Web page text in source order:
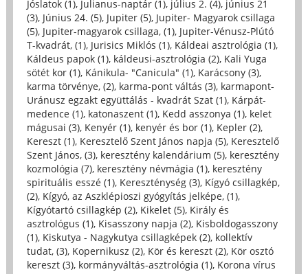
Jóslatok (1), Julianus-naptár (1), július 2. (4), június 21
(3), Június 24. (5), Jupiter (5), Jupiter- Magyarok csillaga
(5), Jupiter-magyarok csillaga, (1), Jupiter-Vénusz-Plútó
T-kvadrát, (1), Jurisics Miklós (1), Káldeai asztrológia (1),
Káldeus papok (1), káldeusi-asztrológia (2), Kali Yuga
sötét kor (1), Kánikula- "Canicula" (1), Karácsony (3),
karma törvénye, (2), karma-pont váltás (3), karmapont-
Uránusz egzakt együttálás - kvadrát Szat (1), Kárpát-
medence (1), katonaszent (1), Kedd asszonya (1), kelet
mágusai (3), Kenyér (1), kenyér és bor (1), Kepler (2),
Kereszt (1), Keresztelő Szent János napja (5), Keresztelő
Szent János, (3), keresztény kalendárium (5), keresztény
kozmológia (7), keresztény névmágia (1), keresztény
spirituális esszé (1), Kereszténység (3), Kígyó csillagkép,
(2), Kígyó, az Aszklépioszi gyógyítás jelképe, (1),
Kígyótartó csillagkép (2), Kikelet (5), Király és
asztrológus (1), Kisasszony napja (2), Kisboldogasszony
(1), Kiskutya - Nagykutya csillagképek (2), kollektív
tudat, (3), Kopernikusz (2), Kör és kereszt (2), Kör osztó
kereszt (3), kormányváltás-asztrológia (1), Korona vírus